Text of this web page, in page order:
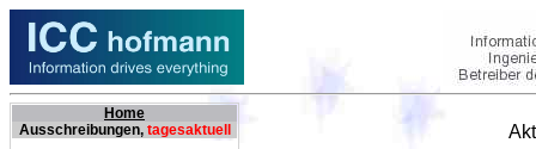
Home
Ausschreibungen, tagesaktuell